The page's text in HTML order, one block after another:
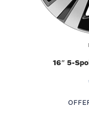
16″ 5-